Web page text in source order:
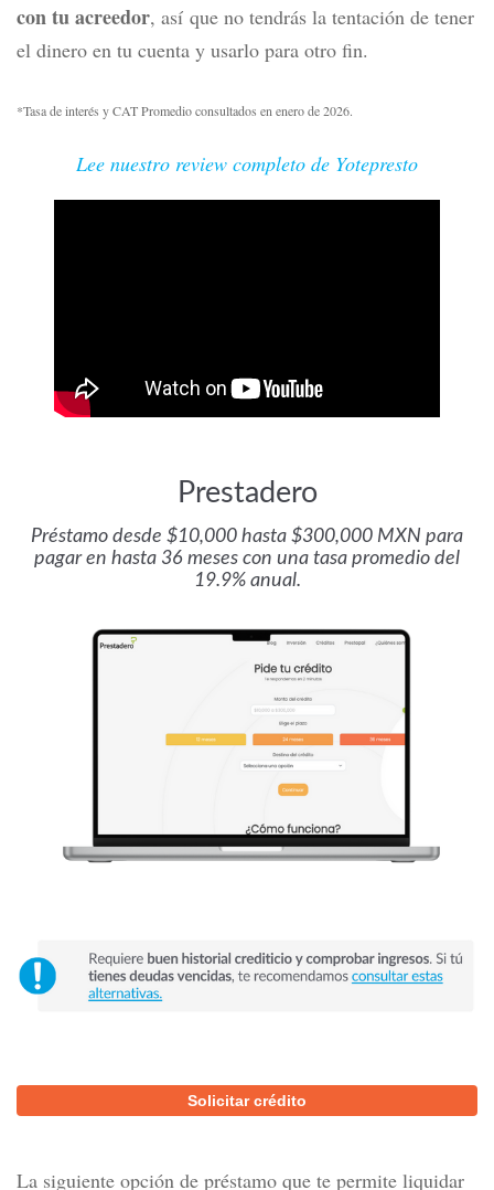
con tu acreedor, así que no tendrás la tentación de tener
el dinero en tu cuenta y usarlo para otro fin.
*Tasa de interés y CAT Promedio consultados en enero de 2026.
Lee nuestro review completo de Yotepresto
Prestadero
Préstamo desde $10,000 hasta $300,000 MXN para
pagar en hasta 36 meses con una tasa promedio del
19.9% anual.
Solicitar crédito
La siguiente opción de préstamo que te permite liquidar